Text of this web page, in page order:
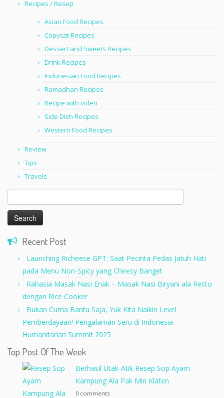
Recipes / Resep
Asian Food Recipes
Copycat Recipes
Dessert and Sweets Recipes
Drink Recipes
Indonesian Food Recipes
Ramadhan Recipes
Recipe with video
Side Dish Recipes
Western Food Recipes
Review
Tips
Travels
for:
Recent Post
Launching Richeese GPT: Saat Pecinta Pedas Jatuh Hati
pada Menu Non-Spicy yang Cheesy Banget
Rahasia Masak Nasi Enak – Masak Nasi Biryani ala Resto
dengan Rice Cooker
Bukan Cuma Bantu Saja, Yuk Kita Naikin Level
Pemberdayaan! Pengalaman Seru di Indonesia
Humanitarian Summit 2025
Top Post Of The Week
Berhasil Utak-Atik Resep Sop Ayam
Kampung Ala Pak Min Klaten
0 comments